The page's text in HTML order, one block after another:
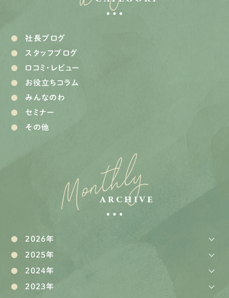
社長ブログ
スタッフブログ
口コミ・レビュー
お役立ちコラム
みんなのわ
セミナー
その他
Monthly
ARCHIVE
2026年
2025年
2024年
2023年